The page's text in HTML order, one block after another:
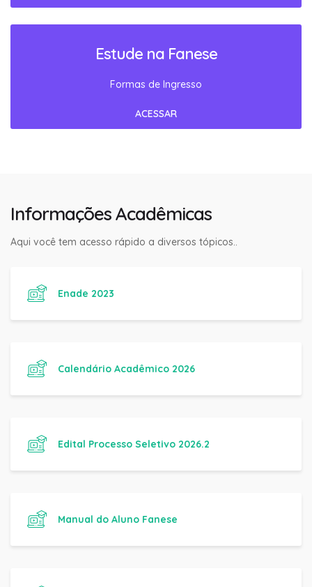
Estude na Fanese
Formas de Ingresso
ACESSAR
Informações Acadêmicas
Aqui você tem acesso rápido a diversos tópicos..
Enade 2023
Calendário Acadêmico 2026
Edital Processo Seletivo 2026.2
Manual do Aluno Fanese